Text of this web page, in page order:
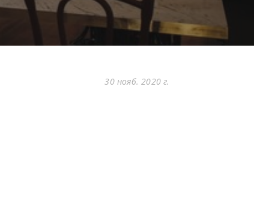
30 нояб. 2020 г.